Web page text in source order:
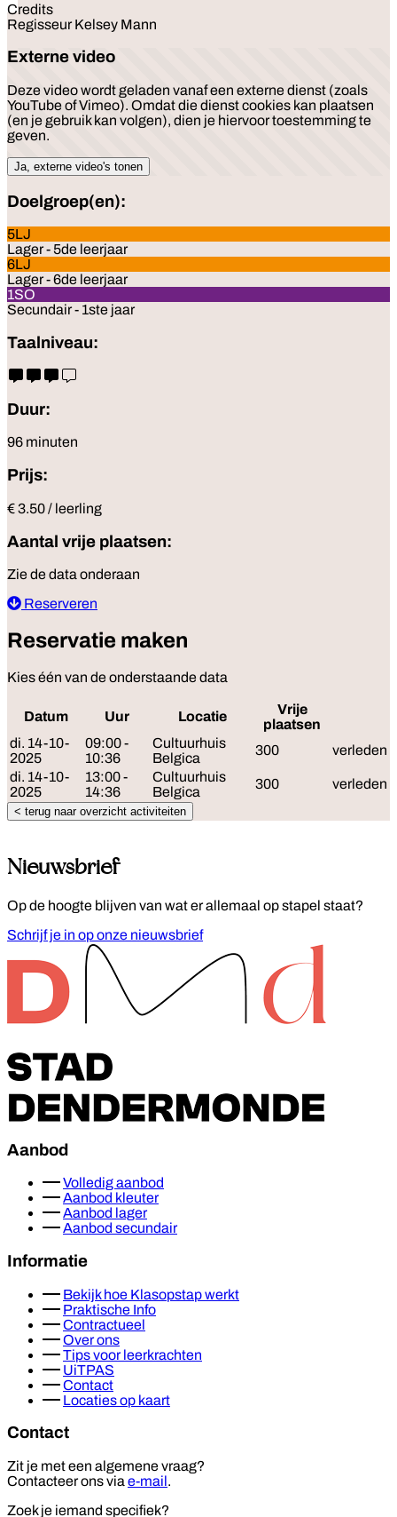
Credits
Regisseur Kelsey Mann
Externe video
Deze video wordt geladen vanaf een externe dienst (zoals
YouTube of Vimeo). Omdat die dienst cookies kan plaatsen
(en je gebruik kan volgen), dien je hiervoor toestemming te
geven.
Ja, externe video's tonen
Doelgroep(en):
5LJ
Lager - 5de leerjaar
6LJ
Lager - 6de leerjaar
1SO
Secundair - 1ste jaar
Taalniveau:
Duur:
96 minuten
Prijs:
€ 3.50 / leerling
Aantal vrije plaatsen:
Zie de data onderaan
Reserveren
Reservatie maken
Kies één van de onderstaande data
Datum Uur Locatie
Vrije
plaatsen
di. 14-10-
2025
09:00 -
10:36
Cultuurhuis
Belgica
300
verleden
di. 14-10-
2025
13:00 -
14:36
Cultuurhuis
Belgica
300 verleden
< terug naar overzicht activiteiten
Nieuwsbrief
Op de hoogte blijven van wat er allemaal op stapel staat?
Schrijf je in op onze nieuwsbrief
Aanbod
Volledig aanbod
Aanbod kleuter
Aanbod lager
Aanbod secundair
Informatie
Bekijk hoe Klasopstap werkt
Praktische Info
Contractueel
Over ons
Tips voor leerkrachten
UiTPAS
Contact
Locaties op kaart
Contact
Zit je met een algemene vraag?
Contacteer ons via e-mail.
Zoek je iemand specifiek?